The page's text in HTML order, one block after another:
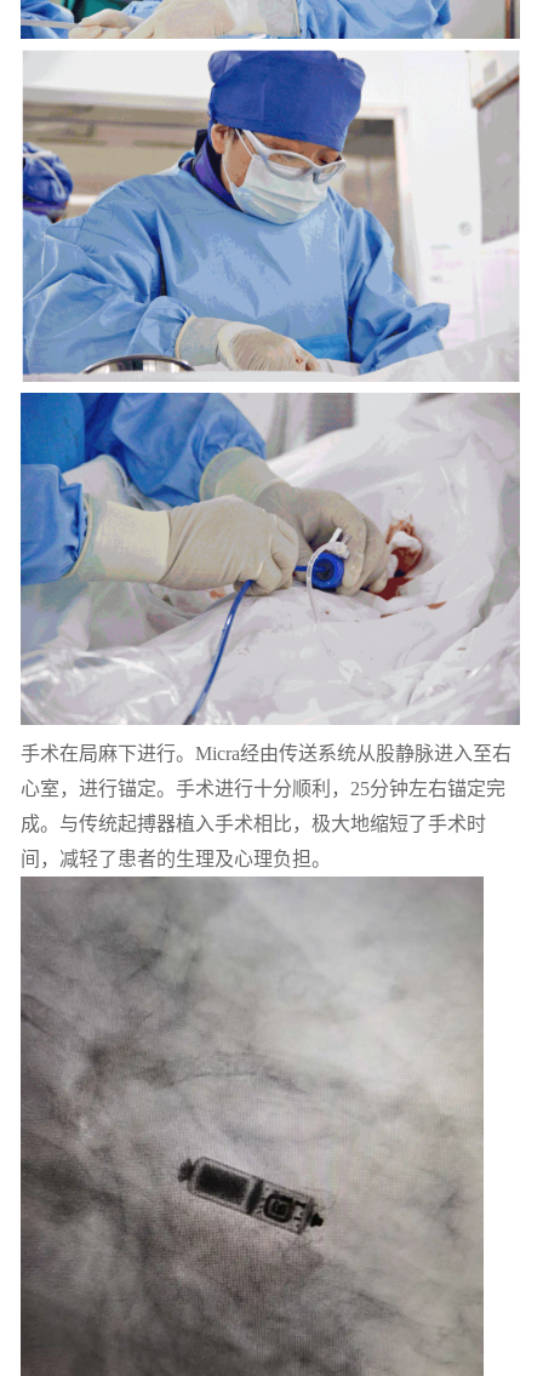
手术在局麻下进行。Micra经由传送系统从股静脉进入至右
心室，进行锚定。手术进行十分顺利，25分钟左右锚定完
成。与传统起搏器植入手术相比，极大地缩短了手术时
间，减轻了患者的生理及心理负担。